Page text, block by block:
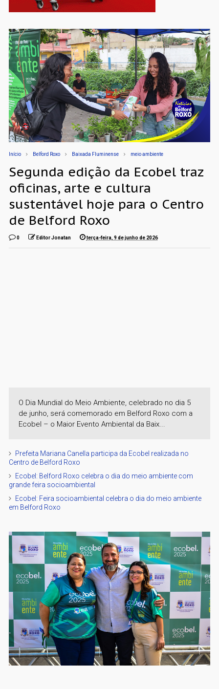
Início Belford Roxo Baixada Fluminense meio ambiente
Segunda edição da Ecobel traz
oficinas, arte e cultura
sustentável hoje para o Centro
de Belford Roxo
0 Editor Jonatan terça-feira, 9 de junho de 2026
O Dia Mundial do Meio Ambiente, celebrado no dia 5
de junho, será comemorado em Belford Roxo com a
Ecobel – o Maior Evento Ambiental da Baix...
Prefeita Mariana Canella participa da Ecobel realizada no
Centro de Belford Roxo
Ecobel: Belford Roxo celebra o dia do meio ambiente com
grande feira socioambiental
Ecobel: Feira socioambiental celebra o dia do meio ambiente
em Belford Roxo